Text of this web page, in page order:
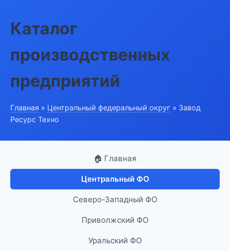
Каталог
производственных
предприятий
Главная » Центральный федеральный округ » Завод
Ресурс Техно
🏠 Главная
Центральный ФО
Северо-Западный ФО
Приволжский ФО
Уральский ФО